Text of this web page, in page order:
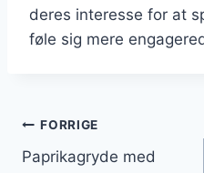
deres interesse for at
føle sig mere
FORRIGE
Paprikagryde med